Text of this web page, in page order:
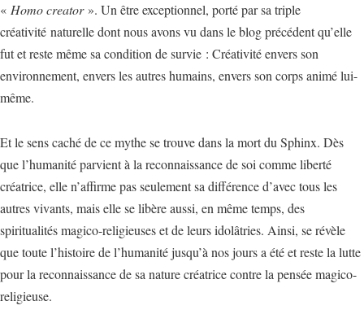
« Homo creator». Un être exceptionnel, porté par sa triple
créativité naturelle dont nous avons vu dans le blog précédent qu’elle
fut et reste même sa condition de survie : Créativité envers son
environnement, envers les autres humains, envers son corps animé lui-
même.
Et le sens caché de ce mythe se trouve dans la mort du Sphinx. Dès
que l’humanité parvient à la reconnaissance de soi comme liberté
créatrice, elle n’affirme pas seulement sa différence d’avec tous les
autres vivants, mais elle se libère aussi, en même temps, des
spiritualités magico-religieuses et de leurs idolâtries. Ainsi, se révèle
que toute l’histoire de l’humanité jusqu’à nos jours a été et reste la lutte
pour la reconnaissance de sa nature créatrice contre la pensée magico-
religieuse.